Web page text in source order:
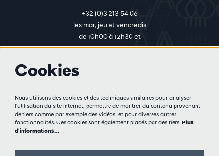
+32 (0)3 213 54 06
les mar, jeu et vendredis
de 10h00 à 12h30 et
de 14h00 à 17h00
Règlement des visiteurs
Vie privée
Partenaires
Cookies
Nous utilisons des cookies et des techniques similaires pour analyser
l'utilisation du site internet, permettre de montrer du contenu provenant
de tiers comme par exemple des vidéos, et pour diverses autres
fonctionnalités. Ces cookies sont également placés par des tiers. Plus
d'informations…